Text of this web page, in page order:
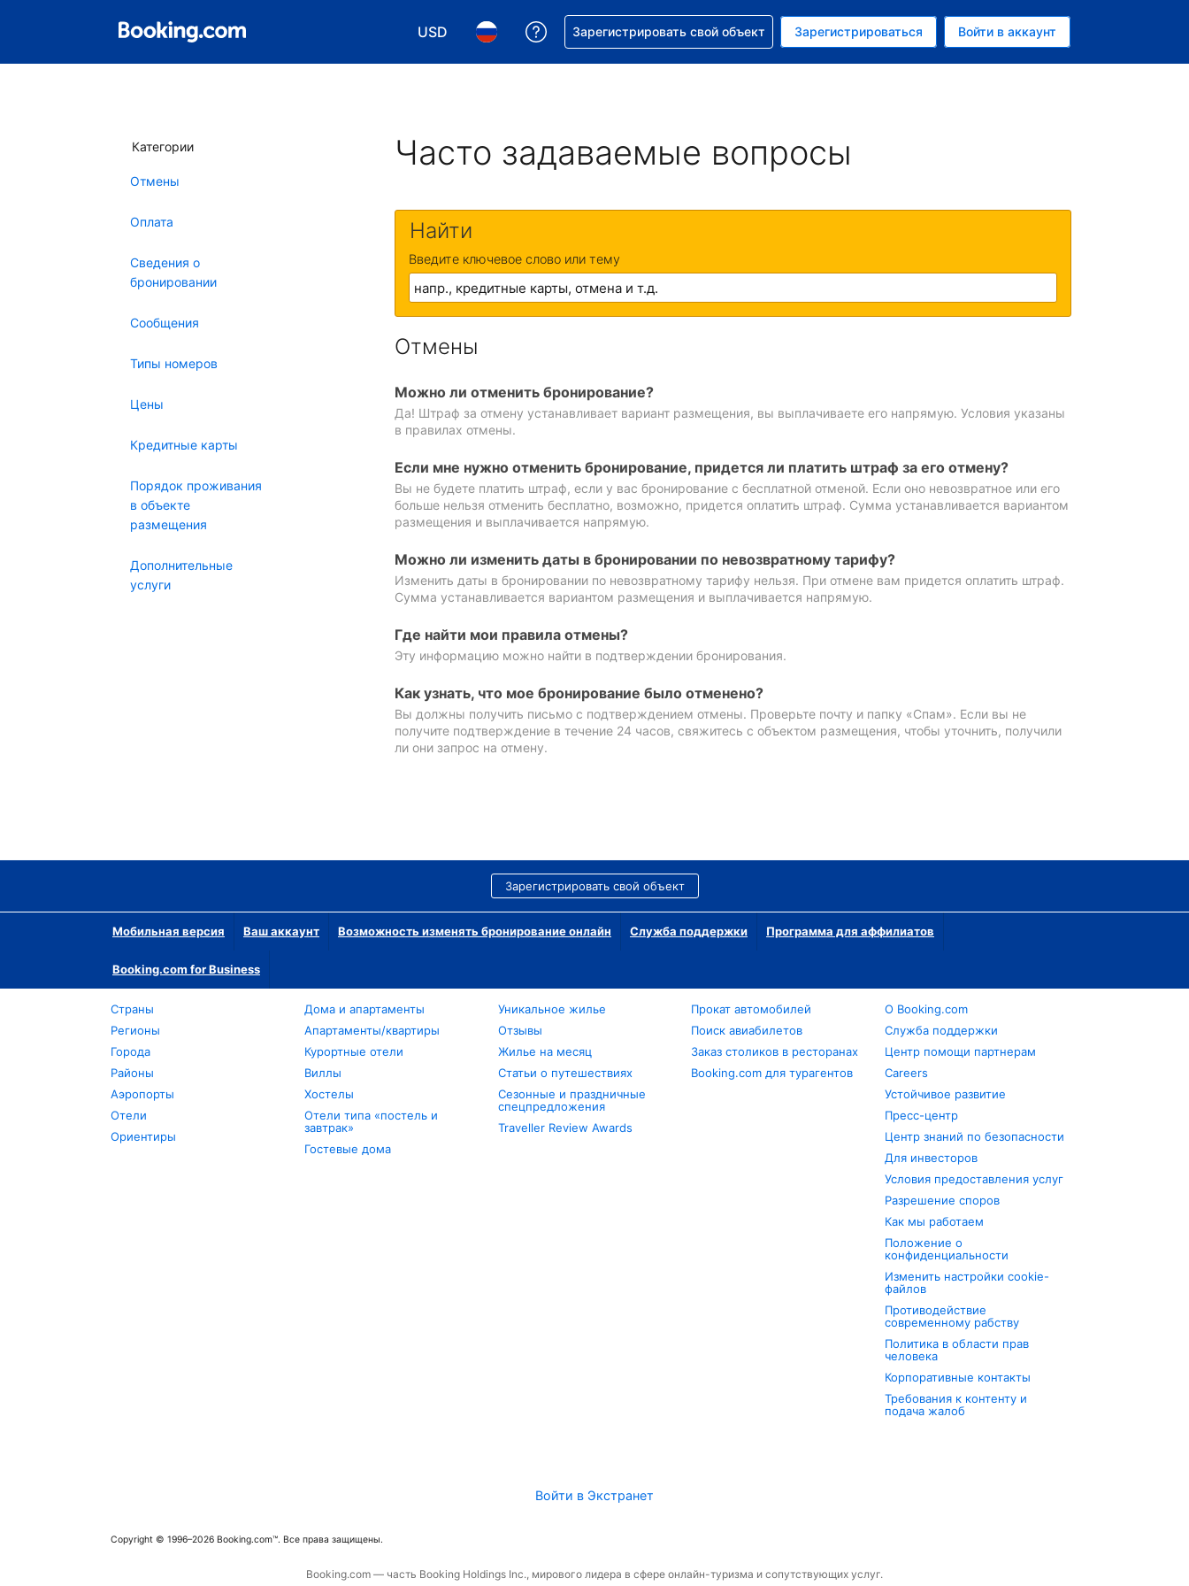
USD
Выберите валюту. Текущая валюта — Доллар США
Выберите язык. Текущий язык — На русском
Получите помощь с бронированием
Зарегистрировать свой объект Зарегистрироваться Войти в аккаунт
Категории
Отмены
Оплата
Сведения о
бронировании
Сообщения
Типы номеров
Цены
Кредитные карты
Порядок проживания
в объекте
размещения
Дополнительные
услуги
Часто задаваемые вопросы
Найти
Введите ключевое слово или тему
Отмены
Можно ли отменить бронирование?
Да! Штраф за отмену устанавливает вариант размещения, вы выплачиваете его напрямую. Условия указаны
в правилах отмены.
Если мне нужно отменить бронирование, придется ли платить штраф за его отмену?
Вы не будете платить штраф, если у вас бронирование с бесплатной отменой. Если оно невозвратное или его
больше нельзя отменить бесплатно, возможно, придется оплатить штраф. Сумма устанавливается вариантом
размещения и выплачивается напрямую.
Можно ли изменить даты в бронировании по невозвратному тарифу?
Изменить даты в бронировании по невозвратному тарифу нельзя. При отмене вам придется оплатить штраф.
Сумма устанавливается вариантом размещения и выплачивается напрямую.
Где найти мои правила отмены?
Эту информацию можно найти в подтверждении бронирования.
Как узнать, что мое бронирование было отменено?
Вы должны получить письмо с подтверждением отмены. Проверьте почту и папку «Спам». Если вы не
получите подтверждение в течение 24 часов, свяжитесь с объектом размещения, чтобы уточнить, получили
ли они запрос на отмену.
Зарегистрировать свой объект
Мобильная версия Ваш аккаунт Возможность изменять бронирование онлайн Служба поддержки Программа для аффилиатов
Booking.com for Business
Страны
Регионы
Города
Районы
Аэропорты
Отели
Ориентиры
Дома и апартаменты
Апартаменты/квартиры
Курортные отели
Виллы
Хостелы
Отели типа «постель и
завтрак»
Гостевые дома
Уникальное жилье
Отзывы
Жилье на месяц
Статьи о путешествиях
Сезонные и праздничные
спецпредложения
Traveller Review Awards
Прокат автомобилей
Поиск авиабилетов
Заказ столиков в ресторанах
Booking.com для турагентов
О Booking.com
Служба поддержки
Центр помощи партнерам
Careers
Устойчивое развитие
Пресс-центр
Центр знаний по безопасности
Для инвесторов
Условия предоставления услуг
Разрешение споров
Как мы работаем
Положение о
конфиденциальности
Изменить настройки cookie-
файлов
Противодействие
современному рабству
Политика в области прав
человека
Корпоративные контакты
Требования к контенту и
подача жалоб
Войти в Экстранет
Copyright © 1996–2026 Booking.com™. Все права защищены.
Booking.com — часть Booking Holdings Inc., мирового лидера в сфере онлайн-туризма и сопутствующих услуг.